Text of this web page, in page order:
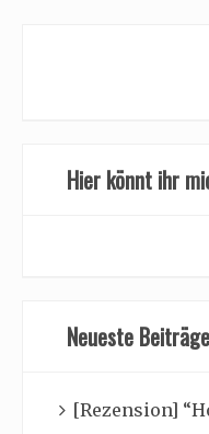
Hier könnt ihr
Neueste Beiträge
[Rezension]